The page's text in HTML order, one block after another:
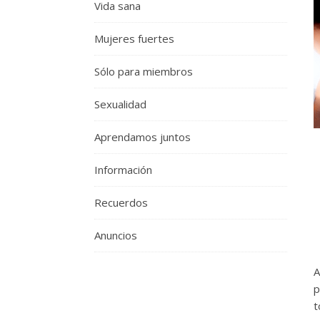
Vida sana
Mujeres fuertes
Sólo para miembros
Sexualidad
Aprendamos juntos
Información
Recuerdos
Anuncios